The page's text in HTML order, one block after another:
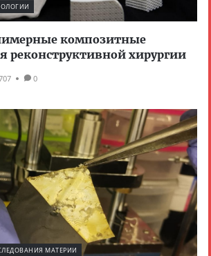
композитные
реконструктивной хирургии
0
МАТЕРИИ